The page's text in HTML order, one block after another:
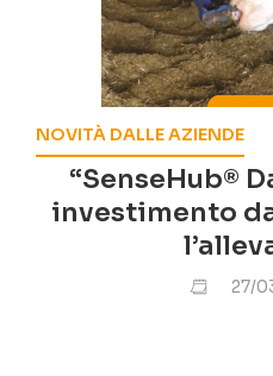
NOVITÀ DALLE AZIENDE
“SenseHub®
investimento
27/